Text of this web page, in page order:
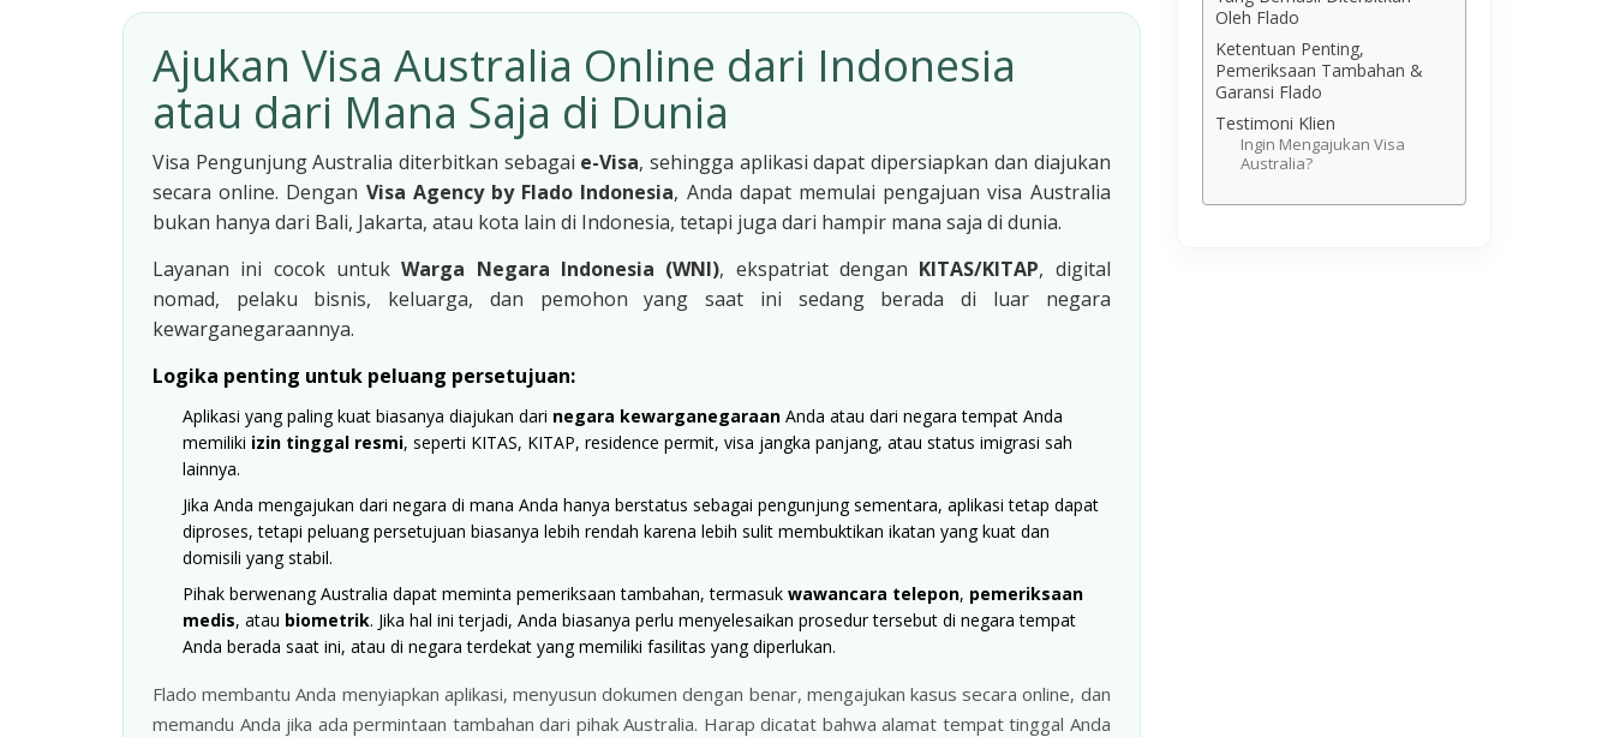
Ajukan Visa Australia Online dari Indonesia
atau dari Mana Saja di Dunia
Visa Pengunjung Australia diterbitkan sebagai e-Visa, sehingga aplikasi dapat dipersiapkan dan diajukan
secara online. Dengan Visa Agency by Flado Indonesia, Anda dapat memulai pengajuan visa Australia
bukan hanya dari Bali, Jakarta, atau kota lain di Indonesia, tetapi juga dari hampir mana saja di dunia.
Layanan ini cocok untukWarga Negara Indonesia (WNI), ekspatriat dengan KITAS/KITAP, digital
nomad, pelaku bisnis, keluarga, dan pemohon yang saat ini sedang berada di luar negara
kewarganegaraannya.
Logika penting untuk peluang persetujuan:
Aplikasi yang paling kuat biasanya diajukan dari negara kewarganegaraan Anda atau dari negara tempat Anda
memiliki izin tinggal resmi, seperti KITAS, KITAP, residence permit, visa jangka panjang, atau status imigrasi sah
lainnya.
Jika Anda mengajukan dari negara di mana Anda hanya berstatus sebagai pengunjung sementara, aplikasi tetap dapat
diproses, tetapi peluang persetujuan biasanya lebih rendah karena lebih sulit membuktikan ikatan yang kuat dan
domisili yang stabil.
Pihak berwenang Australia dapat meminta pemeriksaan tambahan, termasuk wawancara telepon, pemeriksaan
medis, atau biometrik. Jika hal ini terjadi, Anda biasanya perlu menyelesaikan prosedur tersebut di negara tempat
Anda berada saat ini, atau di negara terdekat yang memiliki fasilitas yang diperlukan.
Flado membantu Anda menyiapkan aplikasi, menyusun dokumen dengan benar, mengajukan kasus secara online, dan
memandu Anda jika ada permintaan tambahan dari pihak Australia. Harap dicatat bahwa alamat tempat tinggal Anda
Oleh Flado
Ketentuan Penting,
Pemeriksaan Tambahan &
Garansi Flado
Testimoni Klien
Ingin Mengajukan Visa
Australia?